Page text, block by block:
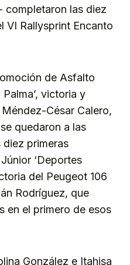
completaron las diez
VI Rallysprint Encanto
de Asfalto
victoria y
César Calero,
quedaron a las
diez primeras
‘Deportes
del Peugeot 106
Rodríguez, que
en el primero de esos
González e Itahisa